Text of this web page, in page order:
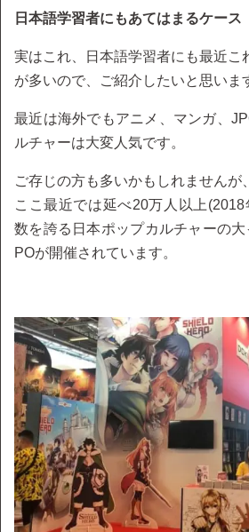
日本語学習者にもあてはまるケース
実はこれ、日本語学習者にも最近こ
が多いので、ご紹介したいと思いま
最近は海外でもアニメ、マンガ、
ルチャーは大変人気です。
ご存じの方も多いかもしれませんが
ここ最近では延べ20万人以上
数を誇る日本ポップカルチャーの
POが開催されています。